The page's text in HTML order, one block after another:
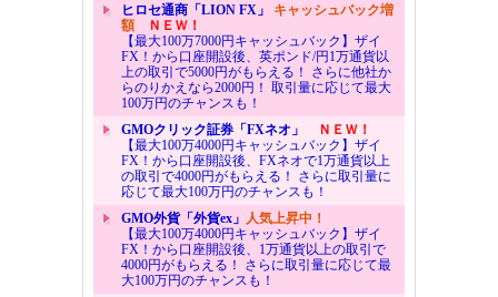
ヒロセ通商「LION FX」 キャッシュバック増
額ＮＥＷ！
【最大100万7000円キャッシュバック】ザイ
FX！から口座開設後、英ポンド/円1万通貨以
上の取引で5000円がもらえる！ さらに他社か
らのりかえなら2000円！ 取引量に応じて最大
100万円のチャンスも！
GMOクリック証券「FXネオ」
ＮＥＷ！
【最大100万4000円キャッシュバック】ザイ
FX！から口座開設後、FXネオで1万通貨以上
の取引で4000円がもらえる！ さらに取引量に
応じて最大100万円のチャンスも！
GMO外貨「外貨ex」 人気上昇中！
【最大100万4000円キャッシュバック】ザイ
FX！から口座開設後、1万通貨以上の取引で
4000円がもらえる！ さらに取引量に応じて最
大100万円のチャンスも！